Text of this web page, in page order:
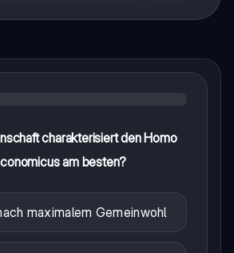
charakterisiert den Homo
am besten?
maximalem Gemeinwohl